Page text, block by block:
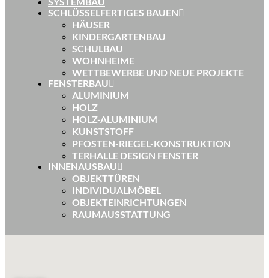
SCHLÜSSELFERTIGES BAUEN
HÄUSER
KINDERGARTENBAU
SCHULBAU
WOHNHEIME
WETTBEWERBE UND NEUE PROJEKTE
FENSTERBAU
ALUMINIUM
HOLZ
HOLZ-ALUMINIUM
KUNSTSTOFF
PFOSTEN-RIEGEL-KONSTRUKTION
TERHALLE DESIGN FENSTER
INNENAUSBAU
OBJEKTTÜREN
INDIVIDUALMÖBEL
OBJEKTEINRICHTUNGEN
RAUMAUSSTATTUNG